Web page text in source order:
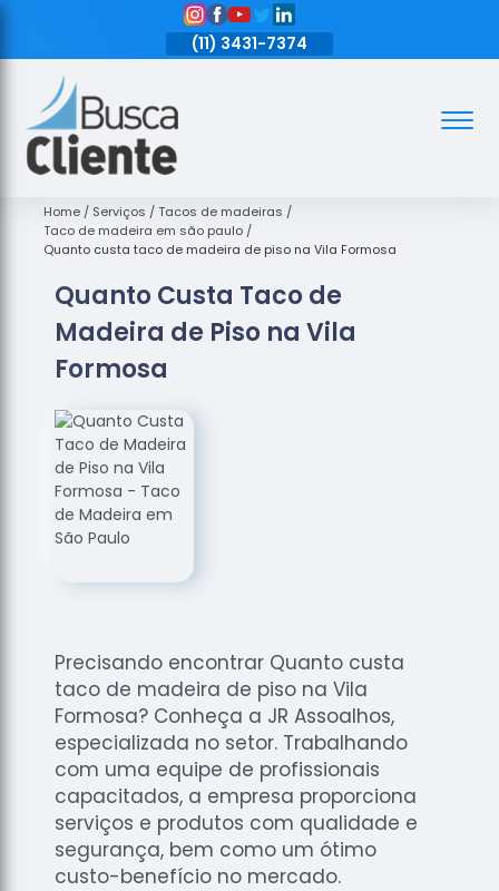
(11) 3431-7374
Assoalhos
de Madeira
Decks de
Empresas
de
de Madeira
Loja de
Assoalhos
Raspagem
de
Assoalhos
de Tacos
de
Madeiras
Raspagens
de Pisos
Tacos de
Madeiras
Home Serviços
Tacos de madeiras
Taco de madeira em são paulo
Quanto custa taco de madeira de piso na Vila Formosa
Quanto Custa Taco de
Madeira de Piso na Vila
Formosa
Precisando encontrar Quanto custa
taco de madeira de piso na Vila
Formosa? Conheça a JR Assoalhos,
especializada no setor. Trabalhando
com uma equipe de profissionais
capacitados, a empresa proporciona
serviços e produtos com qualidade e
segurança, bem como um ótimo
custo-benefício no mercado.